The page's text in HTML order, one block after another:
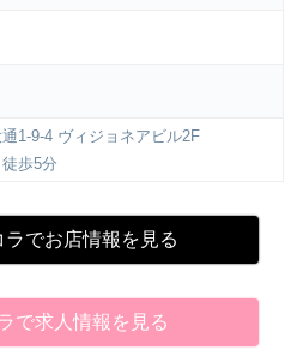
1-9-4 ヴィジョネアビル2F
歩5分
でお店情報を見る
で求人情報を見る